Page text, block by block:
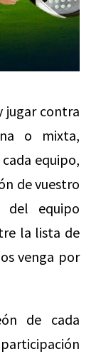
jugar contra
o mixta,
equipo,
de vuestro
del equipo
la lista de
venga por
de cada